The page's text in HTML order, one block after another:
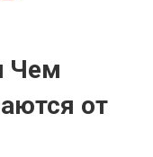
Чем
от